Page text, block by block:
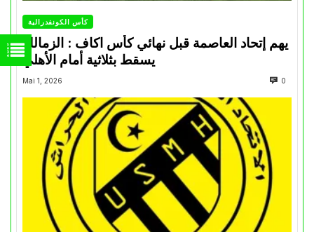
كأس الكونفدرالية
يهم إتحاد العاصمة قبل نهائي كأس اكاف : الزمالك
Mai 1, 2026 0